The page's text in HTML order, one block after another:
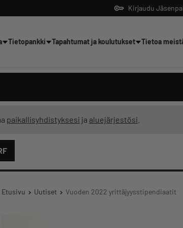
Kirjaudu
Tietopankki Tapahtumat ja koulutukset Tietoa
paikallisyhdistyksesi ja aluejärjestösi
Etusivu Uutiset Vuoden 2022 yrittäjyysstipendiaatit
tekoälyltä